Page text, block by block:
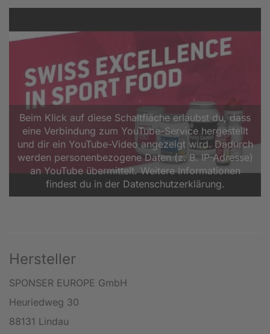
Beim Klick auf diese Schaltfläche erlaubst du, dass
eine Verbindung zum YouTube-Service hergestellt
und dir ein YouTube-Video angezeigt wird. Dadurch
werden personenbezogene Daten (z. B. IP-Adresse)
an YouTube übermittelt. Weitere Informationen
findest du in der Datenschutzerklärung.
Hersteller
SPONSER EUROPE GmbH
Heuriedweg 30
88131 Lindau